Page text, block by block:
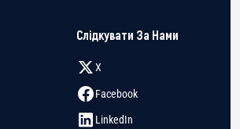
Слідкувати За Нами
X
Facebook
LinkedIn